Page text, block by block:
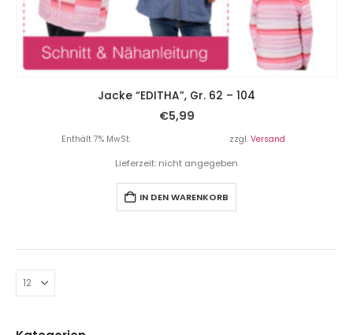
Jacke “EDITHA”, Gr. 62 – 104
€5,99
Enthält 7% MwSt. zzgl. Versand
Lieferzeit: nicht angegeben
IN DEN WARENKORB